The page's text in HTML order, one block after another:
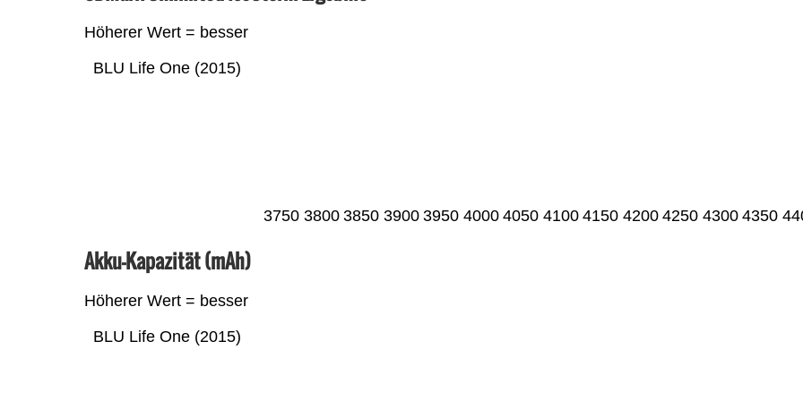
Höherer Wert = besser
BLU Life One (2015)
3750 3800 3850 3900 3950 4000 4050 4100 4150 4200 4250 4300 4350
Akku-Kapazität (mAh)
Höherer Wert = besser
BLU Life One (2015)